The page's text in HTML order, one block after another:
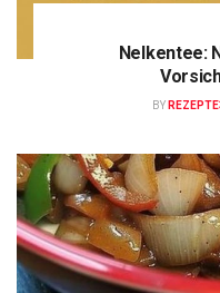
Nelkentee:
BY